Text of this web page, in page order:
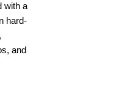
with a
hard-
and